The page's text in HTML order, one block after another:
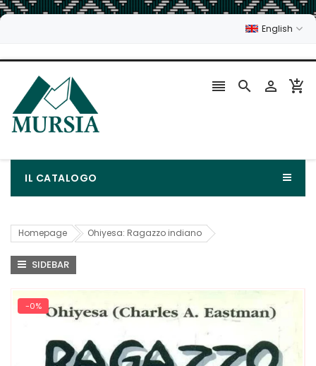
English
   
IL CATALOGO
Homepage Ohiyesa: Ragazzo indiano
SIDEBAR
-0%